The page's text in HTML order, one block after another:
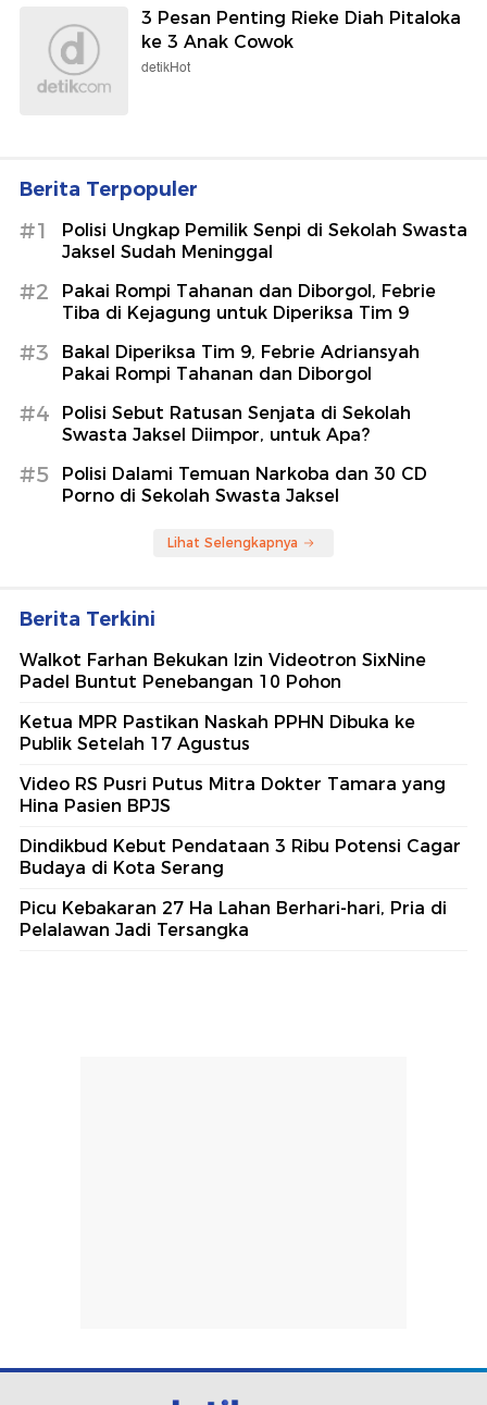
3 Pesan Penting Rieke Diah Pitaloka
ke 3 Anak Cowok
detikHot
Berita Terpopuler
#1
Polisi Ungkap Pemilik Senpi di Sekolah Swasta
Jaksel Sudah Meninggal
#2
Pakai Rompi Tahanan dan Diborgol, Febrie
Tiba di Kejagung untuk Diperiksa Tim 9
#3
Bakal Diperiksa Tim 9, Febrie Adriansyah
Pakai Rompi Tahanan dan Diborgol
#4
Polisi Sebut Ratusan Senjata di Sekolah
Swasta Jaksel Diimpor, untuk Apa?
#5
Polisi Dalami Temuan Narkoba dan 30 CD
Porno di Sekolah Swasta Jaksel
Lihat Selengkapnya
Berita Terkini
Walkot Farhan Bekukan Izin Videotron SixNine
Padel Buntut Penebangan 10 Pohon
Ketua MPR Pastikan Naskah PPHN Dibuka ke
Publik Setelah 17 Agustus
Video RS Pusri Putus Mitra Dokter Tamara yang
Hina Pasien BPJS
Dindikbud Kebut Pendataan 3 Ribu Potensi Cagar
Budaya di Kota Serang
Picu Kebakaran 27 Ha Lahan Berhari-hari, Pria di
Pelalawan Jadi Tersangka